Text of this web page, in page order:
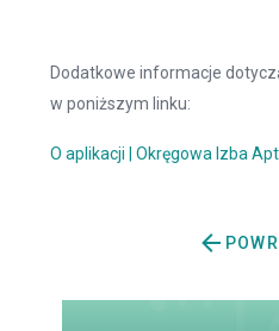
Dodatkowe informacje
w poniższym linku:
O aplikacji | Okręgowa Izba